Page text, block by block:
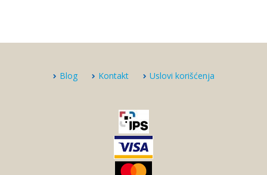
Blog Kontakt Uslovi korišćenja